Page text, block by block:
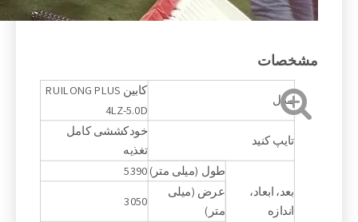
مشخصات
مدل
کابین RUILONG PLUS
4LZ-5.0D
تایپ کنید
خودکششی کامل
تغذیه
بعد، ابعاد،
اندازه
طول (میلی متر) 5390
عرض (میلی
متر)
3050